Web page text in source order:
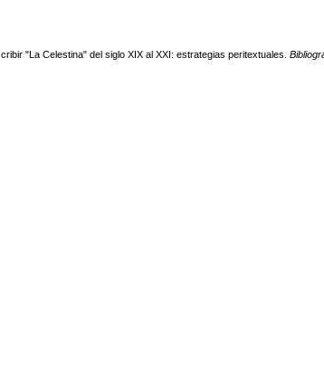
"La Celestina" del siglo XIX al XXI: estrategias peritextuales.